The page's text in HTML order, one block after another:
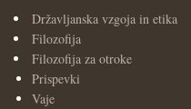
Državljanska vzgoja in etika
Filozofija
Filozofija za otroke
Prispevki
Vaje